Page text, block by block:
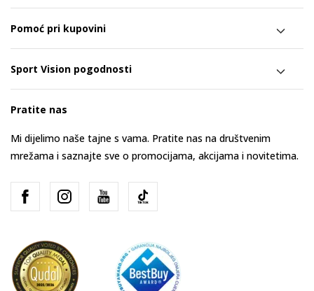
Pomoć pri kupovini
Sport Vision pogodnosti
Pratite nas
Mi dijelimo naše tajne s vama. Pratite nas na društvenim
mrežama i saznajte sve o promocijama, akcijama i novitetima.